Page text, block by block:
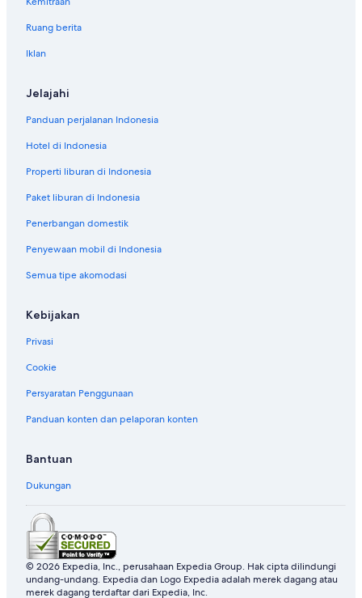
Ruang berita
Iklan
Jelajahi
Panduan perjalanan Indonesia
Hotel di Indonesia
Properti liburan di Indonesia
Paket liburan di Indonesia
Penerbangan domestik
Penyewaan mobil di Indonesia
Semua tipe akomodasi
Kebijakan
Privasi
Cookie
Persyaratan Penggunaan
Panduan konten dan pelaporan konten
Bantuan
Dukungan
© 2026 Expedia, Inc., perusahaan Expedia Group. Hak cipta dilindungi
undang-undang. Expedia dan Logo Expedia adalah merek dagang atau
merek dagang terdaftar dari Expedia, Inc.